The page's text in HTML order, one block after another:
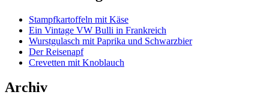
Stampfkartoffeln mit Käse
Ein Vintage VW Bulli in Frankreich
Wurstgulasch mit Paprika und Schwarzbier
Der Reisenapf
Crevetten mit Knoblauch
Archiv